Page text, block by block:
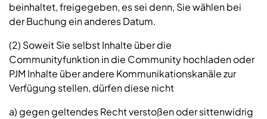
beinhaltet, freigegeben, es sei denn, Sie wählen bei
der Buchung ein anderes Datum.
(2) Soweit Sie selbst Inhalte über die
Communityfunktion in die Community hochladen oder
PJM Inhalte über andere Kommunikationskanäle zur
Verfügung stellen, dürfen diese nicht
a) gegen geltendes Recht verstoßen oder sittenwidrig